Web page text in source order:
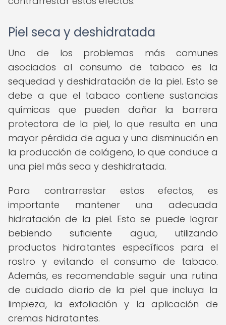
Piel seca y deshidratada
Uno de los problemas más comunes
asociados al consumo de tabaco es la
sequedad y deshidratación de la piel. Esto se
debe a que el tabaco contiene sustancias
químicas que pueden dañar la barrera
protectora de la piel, lo que resulta en una
mayor pérdida de agua y una disminución en
la producción de colágeno, lo que conduce a
una piel más seca y deshidratada.
Para contrarrestar estos efectos, es
importante mantener una adecuada
hidratación de la piel. Esto se puede lograr
bebiendo suficiente agua, utilizando
productos hidratantes específicos para el
rostro y evitando el consumo de tabaco.
Además, es recomendable seguir una rutina
de cuidado diario de la piel que incluya la
limpieza, la exfoliación y la aplicación de
cremas hidratantes.